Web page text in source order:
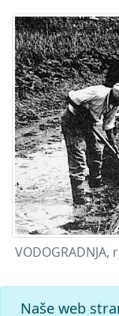
Citiranje:
Naše web